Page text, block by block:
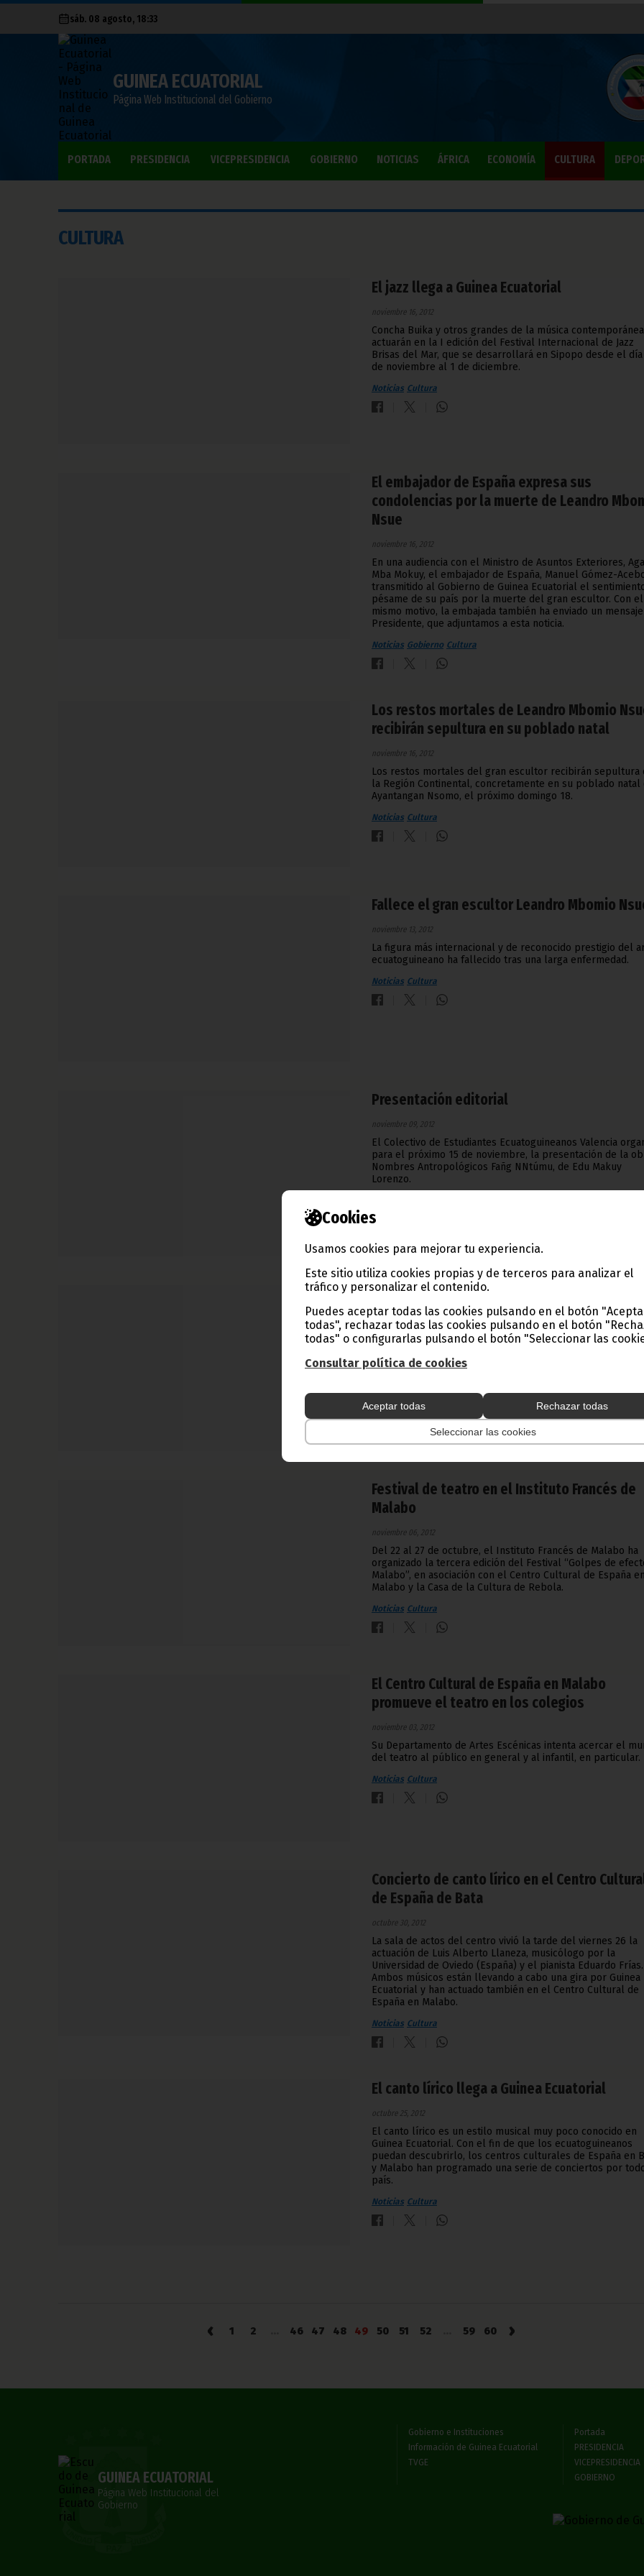
Cookies
Usamos cookies para mejorar tu experiencia.
Este sitio utiliza cookies propias y de terceros para analizar el
tráfico y personalizar el contenido.
Puedes aceptar todas las cookies pulsando en el botón
todas", rechazar todas las cookies pulsando en el botón
todas" o configurarlas pulsando el botón "Seleccionar las
Consultar política de cookies
Aceptar todas Rechazar todas
Seleccionar las cookies
sáb. 08 agosto, 18:33
GUINEA ECUATORIAL
Página Web Institucional del Gobierno
PORTADA PRESIDENCIA VICEPRESIDENCIA GOBIERNO NOTICIAS ÁFRICA ECONOMÍA CULTURA
CULTURA
El jazz llega a Guinea Ecuatorial
noviembre 16, 2012
Concha Buika y otros grandes de la música contemporánea
actuarán en la I edición del Festival Internacional de Jazz
Brisas del Mar, que se desarrollará en Sipopo desde el día
de noviembre al 1 de diciembre.
Noticias Cultura
El embajador de España expresa sus
condolencias por la muerte de Leandro
Nsue
noviembre 16, 2012
En una audiencia con el Ministro de Asuntos Exteriores,
Mba Mokuy, el embajador de España, Manuel Gómez-
transmitido al Gobierno de Guinea Ecuatorial el
pésame de su país por la muerte del gran escultor. Con el
mismo motivo, la embajada también ha enviado un
Presidente, que adjuntamos a esta noticia.
Noticias Gobierno Cultura
Los restos mortales de Leandro Mbomio
recibirán sepultura en su poblado natal
noviembre 16, 2012
Los restos mortales del gran escultor recibirán sepultura
la Región Continental, concretamente en su poblado natal
Ayantangan Nsomo, el próximo domingo 18.
Noticias Cultura
Fallece el gran escultor Leandro Mbomio
noviembre 13, 2012
La figura más internacional y de reconocido prestigio del
ecuatoguineano ha fallecido tras una larga enfermedad.
Noticias Cultura
Presentación editorial
noviembre 09, 2012
El Colectivo de Estudiantes Ecuatoguineanos Valencia
para el próximo 15 de noviembre, la presentación de la
Nombres Antropológicos Fañg NNtúmu, de Edu Makuy
Lorenzo.
VI Festival Internacional Malabo Hip Hop
noviembre 07, 2012
Entre los próximos días 14 y 18 de noviembre, tendrá
VI Festival Internacional Malabo Hip Hop, organizado por el
Centro Cultural de España en Malabo, el Instituto Francés-
unirán a los mejores raperos malabeños en esta edición.
Noticias Cultura
Festival de teatro en el Instituto Francés de
Malabo
noviembre 06, 2012
Del 22 al 27 de octubre, el Instituto Francés de Malabo ha
organizado la tercera edición del Festival “Golpes de
Malabo”, en asociación con el Centro Cultural de España en
Malabo y la Casa de la Cultura de Rebola.
Noticias Cultura
El Centro Cultural de España en Malabo
promueve el teatro en los colegios
noviembre 03, 2012
Su Departamento de Artes Escénicas intenta acercar el
del teatro al público en general y al infantil, en particular.
Noticias Cultura
Concierto de canto lírico en el Centro
de España de Bata
octubre 30, 2012
La sala de actos del centro vivió la tarde del viernes 26 la
actuación de Luis Alberto Llaneza, musicólogo por la
Universidad de Oviedo (España) y el pianista Eduardo Frías.
Ambos músicos están llevando a cabo una gira por Guinea
Ecuatorial y han actuado también en el Centro Cultural de
España en Malabo.
Noticias Cultura
El canto lírico llega a Guinea Ecuatorial
octubre 25, 2012
El canto lírico es un estilo musical muy poco conocido en
Guinea Ecuatorial. Con el fin de que los ecuatoguineanos
puedan descubrirlo, los centros culturales de España en
y Malabo han programado una serie de conciertos por
país.
Noticias Cultura
‹ 1 2 46 47 48 49 50 51 52 59 60 ›
GUINEA ECUATORIAL
Página Web Institucional del
Gobierno
Gobierno e Instituciones
Información de Guinea Ecuatorial
TVGE
Portada
PRESIDENCIA
VICEPRESIDENCIA
GOBIERNO